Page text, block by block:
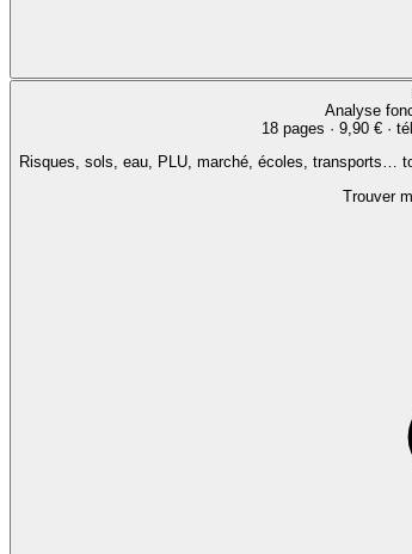
Analyse
18 pages · 9,90 € ·
Risques, sols, eau, PLU, marché, écoles, transports…
Trouver